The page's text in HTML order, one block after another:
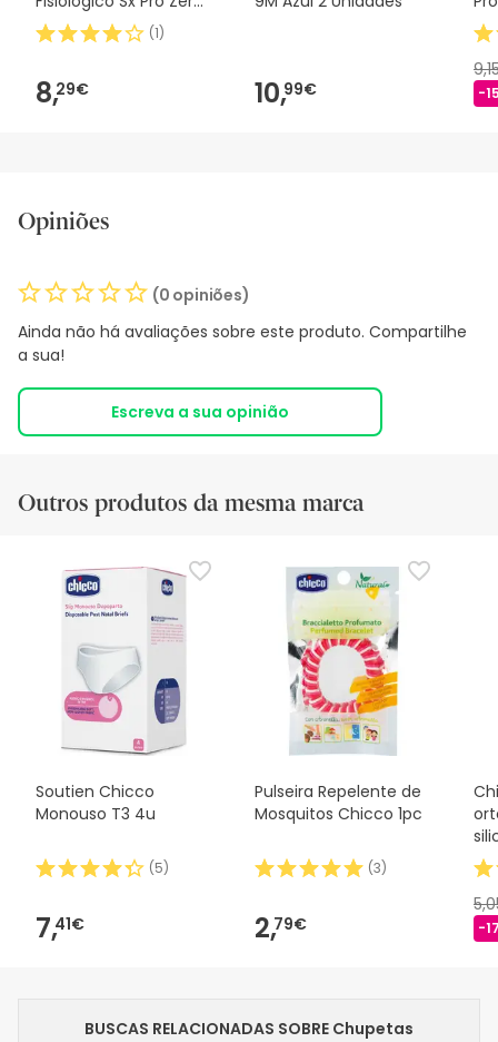
2m 1 peça
(1)
8,29€ 10,99€ -
Opiniões
(0 opiniões)
Ainda não há avaliações sobre este produto. Compartilhe
a sua!
Escreva a sua opinião
Outros produtos da mesma marca
Soutien Chicco
Monouso T3 4u
(5)
7,41€
Pulseira Repelente de
Mosquitos Chicco 1pc
(3)
2,79€ -
BUSCAS RELACIONADAS SOBRE Chupetas